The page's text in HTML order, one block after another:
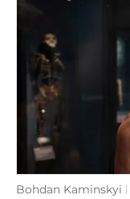
Bohdan Kaminskyi